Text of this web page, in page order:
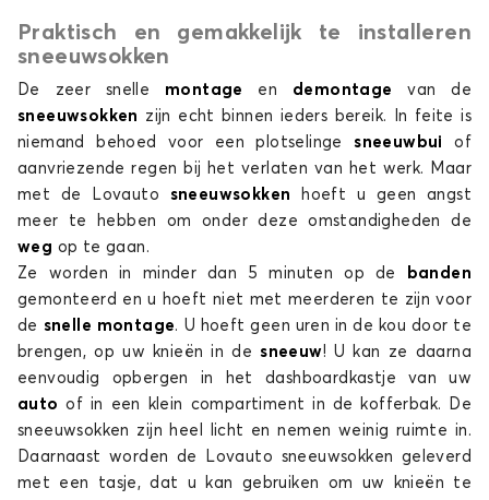
Sneeuwsokken voor JEEP RENEGADE
Sneeuwsokken voor JEEP WRANGLER
Praktisch en gemakkelijk te installeren
sneeuwsokken
De zeer snelle montage en demontagevan de
sneeuwsokken zijn echt binnen ieders bereik. In feite is
niemand behoed voor een plotselingesneeuwbuiof
aanvriezende regen bij het verlaten van het werk. Maar
met de Lovauto sneeuwsokken hoeft u geen angst
meer te hebben om onder deze omstandigheden de
weg op te gaan.
Ze worden in minder dan 5 minuten op de
banden
gemonteerd en u hoeft niet met meerderen te zijn voor
de snelle montage. U hoeft geen uren in de kou door te
brengen, op uw knieën in desneeuw! U kan ze daarna
eenvoudig opbergen in het dashboardkastje van uw
autoof in een klein compartiment in de kofferbak. De
sneeuwsokken zijn heel licht en nemen weinig ruimte in.
Daarnaast worden de Lovauto sneeuwsokken geleverd
met een tasje, dat u kan gebruiken om uw knieën te